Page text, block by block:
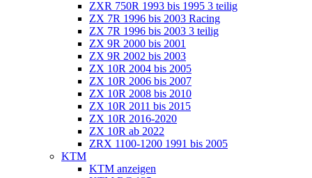
ZXR 750R 1993 bis 1995 3 teilig
ZX 7R 1996 bis 2003 Racing
ZX 7R 1996 bis 2003 3 teilig
ZX 9R 2000 bis 2001
ZX 9R 2002 bis 2003
ZX 10R 2004 bis 2005
ZX 10R 2006 bis 2007
ZX 10R 2008 bis 2010
ZX 10R 2011 bis 2015
ZX 10R 2016-2020
ZX 10R ab 2022
ZRX 1100-1200 1991 bis 2005
KTM
KTM anzeigen